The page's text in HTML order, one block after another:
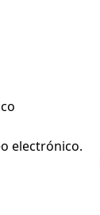
electrónico.